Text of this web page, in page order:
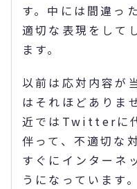
す。中には間違っ
適切な表現をして
ます。
以前は応対内容が
はそれほどありま
近ではTwitterに
伴って、不適切な
すぐにインターネ
うになっています